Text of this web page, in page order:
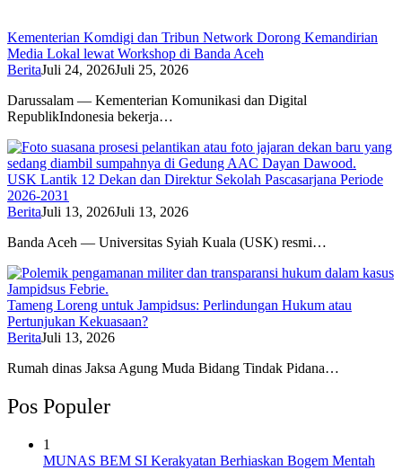
Kementerian Komdigi dan Tribun Network Dorong Kemandirian
Media Lokal lewat Workshop di Banda Aceh
BeritaJuli 24, 2026Juli 25, 2026
Darussalam — Kementerian Komunikasi dan Digital
RepublikIndonesia bekerja…
USK Lantik 12 Dekan dan Direktur Sekolah Pascasarjana Periode
2026-2031
BeritaJuli 13, 2026Juli 13, 2026
Banda Aceh — Universitas Syiah Kuala (USK) resmi…
Tameng Loreng untuk Jampidsus: Perlindungan Hukum atau
Pertunjukan Kekuasaan?
BeritaJuli 13, 2026
Rumah dinas Jaksa Agung Muda Bidang Tindak Pidana…
Pos Populer
1
MUNAS BEM SI Kerakyatan Berhiaskan Bogem Mentah